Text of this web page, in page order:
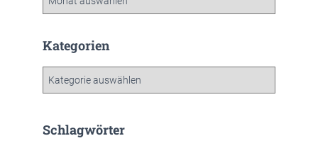
h
Kategorien
g
Schlagwörter